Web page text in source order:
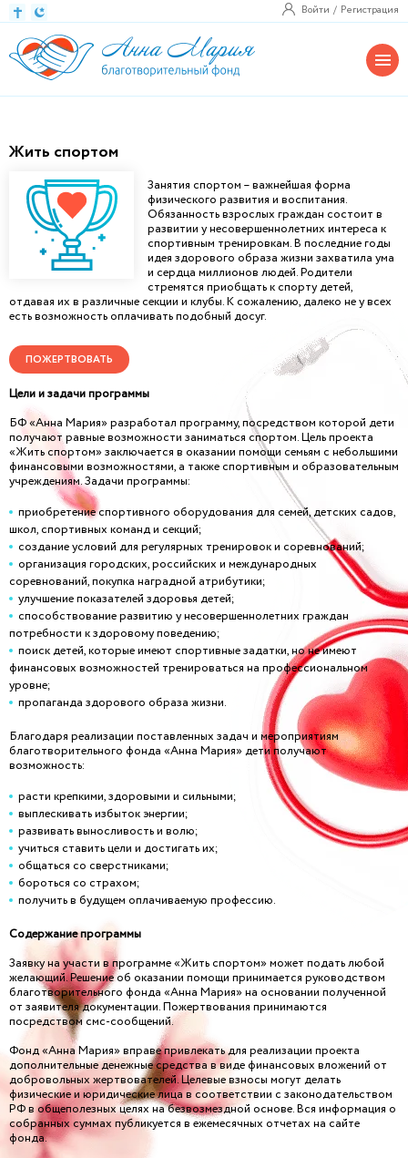
Войти Регистрация
Жить спортом
Занятия спортом – важнейшая форма
физического развития и воспитания.
Обязанность взрослых граждан состоит в
развитии у несовершеннолетних интереса к
спортивным тренировкам. В последние годы
идея здорового образа жизни захватила ума
и сердца миллионов людей. Родители
стремятся приобщать к спорту детей,
отдавая их в различные секции и клубы. К сожалению, далеко не у всех
есть возможность оплачивать подобный досуг.
ПОЖЕРТВОВАТЬ
Цели и задачи программы
БФ «Анна Мария» разработал программу, посредством которой дети
получают равные возможности заниматься спортом. Цель проекта
«Жить спортом» заключается в оказании помощи семьям с небольшими
финансовыми возможностями, а также спортивным и образовательным
учреждениям. Задачи программы:
приобретение спортивного оборудования для семей, детских садов,
школ, спортивных команд и секций;
создание условий для регулярных тренировок и соревнований;
организация городских, российских и международных
соревнований, покупка наградной атрибутики;
улучшение показателей здоровья детей;
способствование развитию у несовершеннолетних граждан
потребности к здоровому поведению;
поиск детей, которые имеют спортивные задатки, но не имеют
финансовых возможностей тренироваться на профессиональном
уровне;
пропаганда здорового образа жизни.
Благодаря реализации поставленных задач и мероприятиям
благотворительного фонда «Анна Мария» дети получают
возможность:
расти крепкими, здоровыми и сильными;
выплескивать избыток энергии;
развивать выносливость и волю;
учиться ставить цели и достигать их;
общаться со сверстниками;
бороться со страхом;
получить в будущем оплачиваемую профессию.
Содержание программы
Заявку на участи в программе «Жить спортом» может подать любой
желающий. Решение об оказании помощи принимается руководством
благотворительного фонда «Анна Мария» на основании полученной
от заявителя документации. Пожертвования принимаются
посредством смс-сообщений.
Фонд «Анна Мария» вправе привлекать для реализации проекта
дополнительные денежные средства в виде финансовых вложений от
добровольных жертвователей. Целевые взносы могут делать
физические и юридические лица в соответствии с законодательством
РФ в общеполезных целях на безвозмездной основе. Вся информация о
собранных суммах публикуется в ежемесячных отчетах на сайте
фонда.